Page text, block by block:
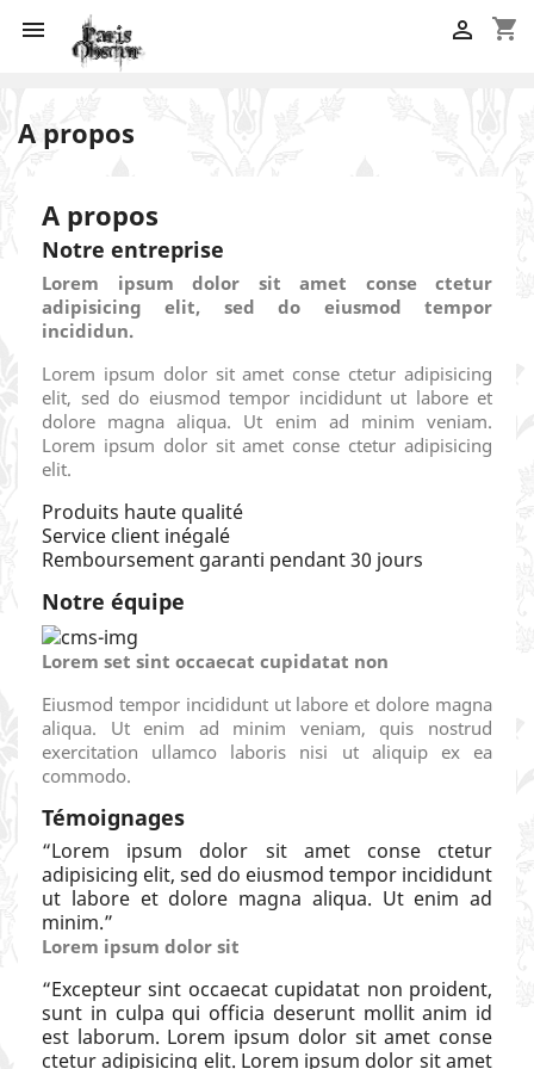
 shopping_cart

A propos
A propos
Notre entreprise
Lorem ipsum dolor sit amet conse ctetur
adipisicing elit, sed do eiusmod tempor
incididun.
Lorem ipsum dolor sit amet conse ctetur adipisicing
elit, sed do eiusmod tempor incididunt ut labore et
dolore magna aliqua. Ut enim ad minim veniam.
Lorem ipsum dolor sit amet conse ctetur adipisicing
elit.
Produits haute qualité
Service client inégalé
Remboursement garanti pendant 30 jours
Notre équipe
Lorem set sint occaecat cupidatat non
Eiusmod tempor incididunt ut labore et dolore magna
aliqua. Ut enim ad minim veniam, quis nostrud
exercitation ullamco laboris nisi ut aliquip ex ea
commodo.
Témoignages
“Lorem ipsum dolor sit amet conse ctetur
adipisicing elit, sed do eiusmod tempor incididunt
ut labore et dolore magna aliqua. Ut enim ad
minim.”
Lorem ipsum dolor sit
“Excepteur sint occaecat cupidatat non proident,
sunt in culpa qui officia deserunt mollit anim id
est laborum. Lorem ipsum dolor sit amet conse
ctetur adipisicing elit. Lorem ipsum dolor sit amet